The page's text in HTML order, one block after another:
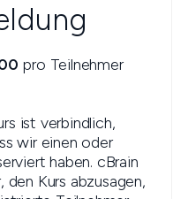
pro Teilnehmer
ist verbindlich,
wir einen oder
haben. cBrain
Kurs abzusagen,